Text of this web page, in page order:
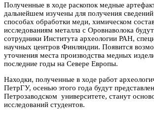
Полученные в ходе раскопок медные
дальнейшем изучены для получения
способах обработки меди, химическом
исследованиям металла с Оровнаволока
сотрудники Института археологии РАН,
научных центров Финляндии. Появится
уточнения места производства медных
последние годы на Севере Европы.
Находки, полученные в ходе работ
ПетрГУ, осенью этого года будут
Петрозаводском университете, станут
исследований студентов.